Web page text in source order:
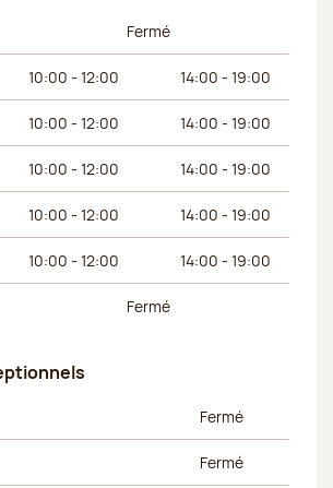
Horaires du matin
Fermé
10:00 - 12:00 14:00 - 19:00
10:00 - 12:00 14:00 - 19:00
10:00 - 12:00 14:00 - 19:00
10:00 - 12:00 14:00 - 19:00
10:00 - 12:00 14:00 - 19:00
Fermé
Horaires de
Fermé
Fermé